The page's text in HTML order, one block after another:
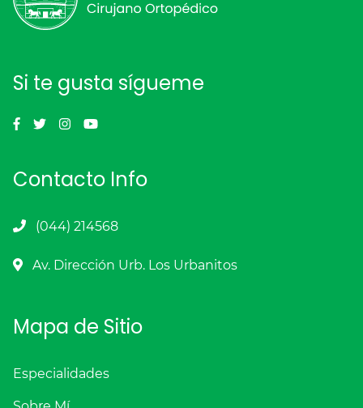
Si te gusta sígueme
Contacto Info
(044) 214568
Av. Dirección Urb. Los Urbanitos
Mapa de Sitio
Especialidades